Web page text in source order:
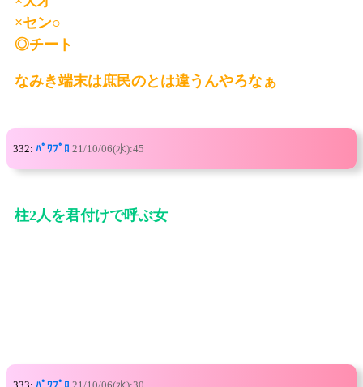
×セン○
◎チート
なみき端末は庶民のとは違うんやろなぁ
332: ﾊﾟﾜﾌﾟﾛ 21/10/06(水):45
柱2人を君付けで呼ぶ女